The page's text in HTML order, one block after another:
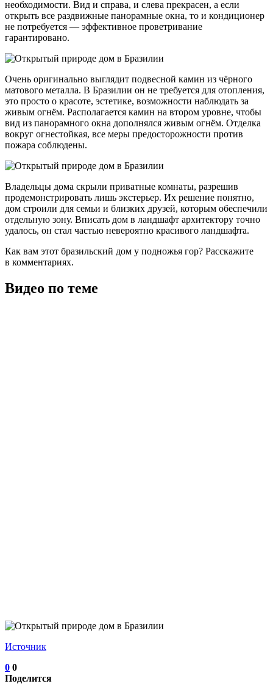
необходимости. Вид и справа, и слева прекрасен, а если
открыть все раздвижные панорамные окна, то и кондиционер
не потребуется — эффективное проветривание
гарантировано.
Очень оригинально выглядит подвесной камин из чёрного
матового металла. В Бразилии он не требуется для отопления,
это просто о красоте, эстетике, возможности наблюдать за
живым огнём. Располагается камин на втором уровне, чтобы
вид из панорамного окна дополнялся живым огнём. Отделка
вокруг огнестойкая, все меры предосторожности против
пожара соблюдены.
Владельцы дома скрыли приватные комнаты, разрешив
продемонстрировать лишь экстерьер. Их решение понятно,
дом строили для семьи и близких друзей, которым обеспечили
отдельную зону. Вписать дом в ландшафт архитектору точно
удалось, он стал частью невероятно красивого ландшафта.
Как вам этот бразильский дом у подножья гор? Расскажите
в комментариях.
Видео по теме
Источник
0 0
Поделится